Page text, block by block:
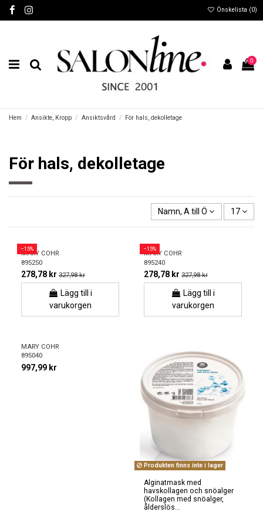
Önskelista (0)
0
Hem Ansikte, Kropp Ansiktsvård För hals, dekolletage
För hals, dekolletage
Namn, A till Ö 17
−15%
MARY COHR
895250
278,78 kr 327,98 kr
Lägg till i
varukorgen
−15%
MARY COHR
895240
278,78 kr 327,98 kr
Lägg till i
varukorgen
MARY COHR
895040
997,99 kr
Produkten finns inte i lager
Alginatmask med
havskollagen och snöalger
(Kollagen med snöalger,
ålderslös...